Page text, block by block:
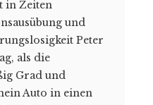
in Zeiten
und
Peter
als die
Grad und
Auto in einen